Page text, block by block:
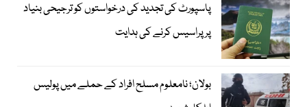
پاسپورٹ کی تجدید کی درخواستوں کو ترجیحی بنیاد
پر پراسیس کرنے کی ہدایت
بولان؛ نامعلوم مسلح افراد کے حملے میں پولیس